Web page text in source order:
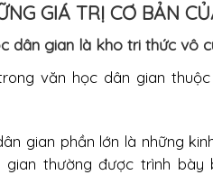
GIÁ TRỊ CƠ BẢN
dân gian là kho tri thức vô
văn học dân gian
gian phần lớn là những
gian thường được trình bày